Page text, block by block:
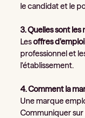
le candidat et le
3. Quelles sont
Lesoffres d'emploi
professionnel et
l'établissement.
4. Comment la
Une marque
Communiquer sur